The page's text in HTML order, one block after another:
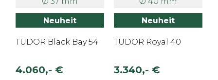
Neuheit
TUDOR Black Bay 54
4.060,- €
Neuheit
TUDOR Royal 40
3.340,- €